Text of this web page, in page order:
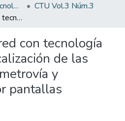
Revista Científica y Tecnológica UPSE - CTU
CTU Vol.3 Núm.3
Diseño de una red con tecnología RFID para la localización de las unidades de la metrovía y visualización por pantallas informativas
con tecnología
de las
y
pantallas